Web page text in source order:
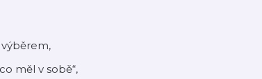
měl v sobě“,